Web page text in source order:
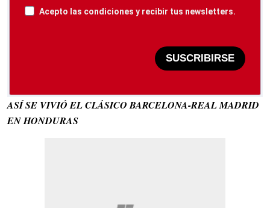
Acepto las condiciones y recibir tus newsletters.
SUSCRIBIRSE
ASÍ SE VIVIÓ EL CLÁSICO BARCELONA-REAL MADRID
EN HONDURAS